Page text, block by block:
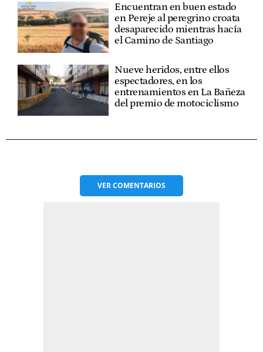
Encuentran en buen estado
en Pereje al peregrino croata
desaparecido mientras hacía
el Camino de Santiago
Nueve heridos, entre ellos
espectadores, en los
entrenamientos en La Bañeza
del premio de motociclismo
VERCOMENTARIOS